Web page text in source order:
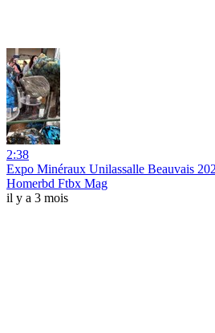
2:38
Expo Minéraux Unilassalle Beauvais
Homerbd Ftbx Mag
il y a 3 mois